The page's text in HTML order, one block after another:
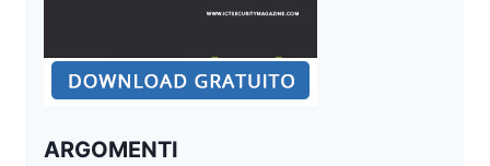
ARGOMENTI